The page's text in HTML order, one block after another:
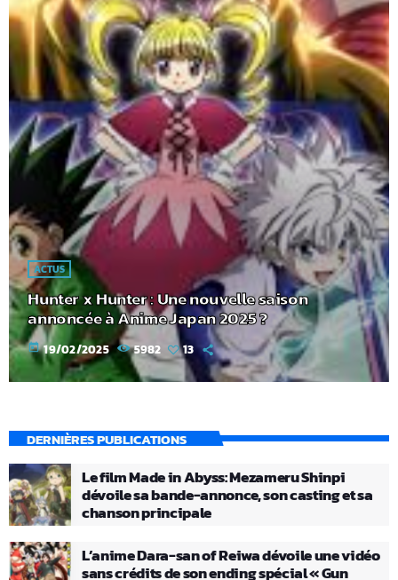
ACTUS
Hunter x Hunter : Une nouvelle saison
annoncée à Anime Japan 2025 ?
today 19/02/2025 5982 13
DERNIÈRES PUBLICATIONS
Le film Made in Abyss: Mezameru Shinpi
dévoile sa bande-annonce, son casting et sa
chanson principale
L’anime Dara-san of Reiwa dévoile une vidéo
sans crédits de son ending spécial « Gun